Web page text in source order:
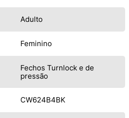
Adulto
Feminino
Fechos Turnlock e de
pressão
CW624B4BK